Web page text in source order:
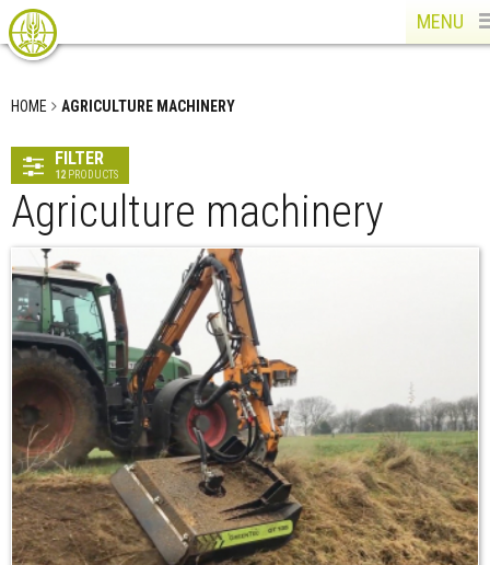
MENU
HOME AGRICULTURE MACHINERY
FILTER
12 PRODUCTS
Agriculture machinery